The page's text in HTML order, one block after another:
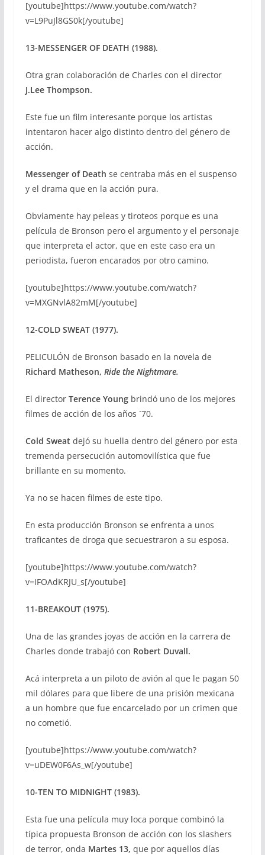
[youtube]https://www.youtube.com/watch?
v=L9PuJl8GS0k[/youtube]
13-MESSENGER OF DEATH (1988).
Otra gran colaboración de Charles con el director
J.Lee Thompson.
Este fue un film interesante porque los artistas
intentaron hacer algo distinto dentro del género de
acción.
Messenger of Death se centraba más en el suspenso
y el drama que en la acción pura.
Obviamente hay peleas y tiroteos porque es una
película de Bronson pero el argumento y el personaje
que interpreta el actor, que en este caso era un
periodista, fueron encarados por otro camino.
[youtube]https://www.youtube.com/watch?
v=MXGNvlA82mM[/youtube]
12-COLD SWEAT (1977).
PELICULÓN de Bronson basado en la novela de
Richard Matheson, Ride the Nightmare.
El director Terence Youngbrindó uno de los mejores
filmes de acción de los años ´70.
Cold Sweat dejó su huella dentro del género por esta
tremenda persecución automovilística que fue
brillante en su momento.
Ya no se hacen filmes de este tipo.
En esta producción Bronson se enfrenta a unos
traficantes de droga que secuestraron a su esposa.
[youtube]https://www.youtube.com/watch?
v=IFOAdKRJU_s[/youtube]
11-BREAKOUT (1975).
Una de las grandes joyas de acción en la carrera de
Charles donde trabajó con Robert Duvall.
Acá interpreta a un piloto de avión al que le pagan 50
mil dólares para que libere de una prisión mexicana
a un hombre que fue encarcelado por un crimen que
no cometió.
[youtube]https://www.youtube.com/watch?
v=uDEW0F6As_w[/youtube]
10-TEN TO MIDNIGHT (1983).
Esta fue una película muy loca porque combinó la
típica propuesta Bronson de acción con los slashers
de terror, onda Martes 13, que por aquellos días